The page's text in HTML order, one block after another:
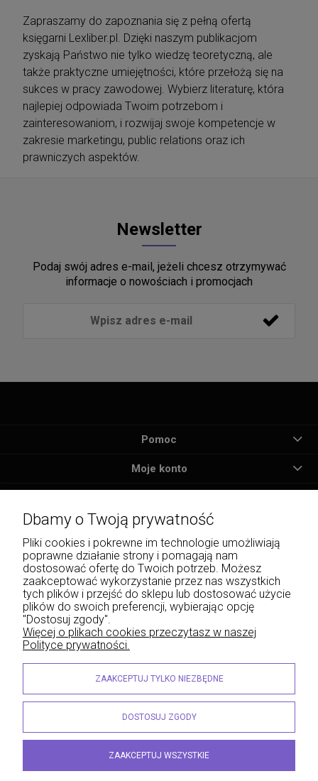
Zapraszamy do zapoznania się z pełną ofertą
księgarni Lexliber.pl. Dzięki naszym publikacjom
zyskają Państwo nie tylko wiedzę teoretyczną, ale
także praktyczne umiejętności, które przełożą się na
sukces w pracy zawodowej. Wybierz literaturę, która
najlepiej odpowiada Twoim potrzebom i
zainteresowaniom, i rozwijaj swoje kompetencje w
zakresie marketingu, public relations oraz ich
prawniczych aspektów.
Newsletter
Podaj swój adres e-mail, jeżeli chcesz otrzymywać
informacje o nowościach i promocjach
Pomoc
Moje konto
Informacje
O nas
Wojciech Naja - Księgarnia Sądowa, Krakowskie Przedmieście 43, 20-076 Lublin | e-
mail: info@lexliber.pl | tel.: +48 513 959 100
Styl graficzny ShopGadget.eu
Sklep internetowy Shoper.pl
Dbamy o Twoją prywatność
Pliki cookies i pokrewne im technologie umożliwiają
poprawne działanie strony i pomagają nam
dostosować ofertę do Twoich potrzeb. Możesz
zaakceptować wykorzystanie przez nas wszystkich
tych plików i przejść do sklepu lub dostosować użycie
plików do swoich preferencji, wybierając opcję
"Dostosuj zgody".
Więcej o plikach cookies przeczytasz w naszej
Polityce prywatności.
ZAAKCEPTUJ TYLKO NIEZBĘDNE
DOSTOSUJ ZGODY
ZAAKCEPTUJ WSZYSTKIE